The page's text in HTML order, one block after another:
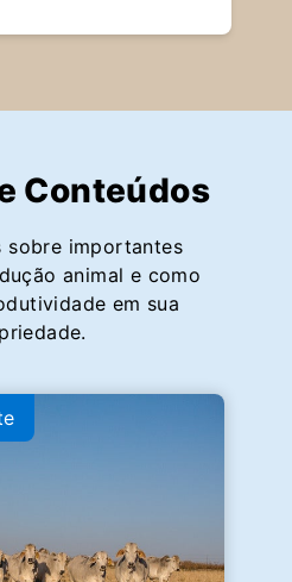
Conteúdos
sobre importantes
animal e como
em sua